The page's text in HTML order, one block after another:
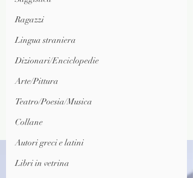
Ragazzi
Lingua straniera
Dizionari/Enciclopedie
Arte/Pittura
Teatro/Poesia/Musica
Collane
Autori greci e latini
Libri in vetrina